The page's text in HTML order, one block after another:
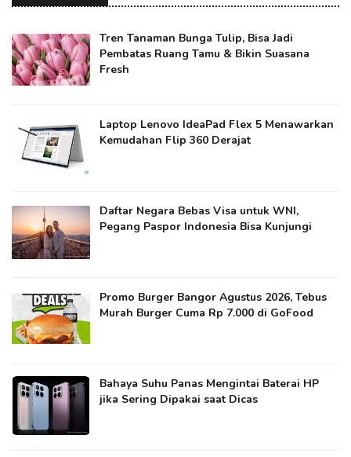
Tren Tanaman Bunga Tulip, Bisa Jadi
Pembatas Ruang Tamu & Bikin Suasana
Fresh
Laptop Lenovo IdeaPad Flex 5 Menawarkan
Kemudahan Flip 360 Derajat
Daftar Negara Bebas Visa untuk WNI,
Pegang Paspor Indonesia Bisa Kunjungi
Promo Burger Bangor Agustus 2026, Tebus
Murah Burger Cuma Rp 7.000 di GoFood
Bahaya Suhu Panas Mengintai Baterai HP
jika Sering Dipakai saat Dicas